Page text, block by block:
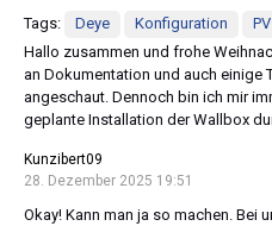
Tags: Deye Konfiguration
Hallo zusammen und frohe
an Dokumentation und auch einige
angeschaut. Dennoch bin ich mir
geplante Installation der Wallbox
Kunzibert09
28. Dezember 2025 19:51
Okay! Kann man ja so machen. Bei